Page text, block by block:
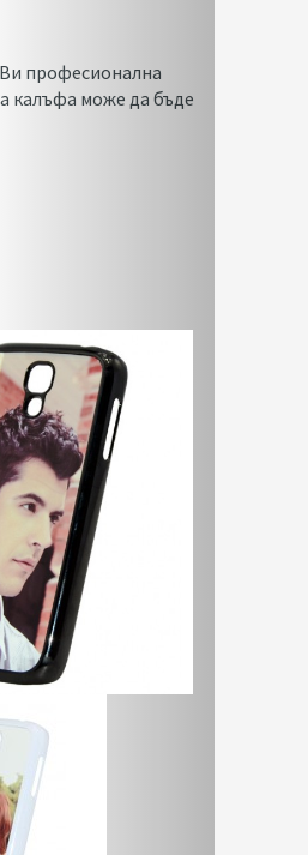
Ви професионална
калъфа може да бъде